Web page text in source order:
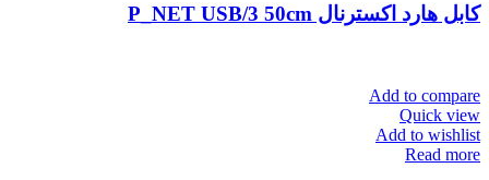
کابل هارد اکسترنال P_NET USB/3 50cm
Add to compare
Quick view
Add to wishlist
Read more